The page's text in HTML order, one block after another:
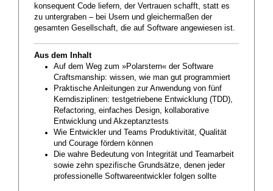
konsequent Code liefern, der Vertrauen schafft, statt es
zu untergraben – bei Usern und gleichermaßen der
gesamten Gesellschaft, die auf Software angewiesen ist.
Aus dem Inhalt
Auf dem Weg zum »Polarstern« der Software
Craftsmanship: wissen, wie man gut programmiert
Praktische Anleitungen zur Anwendung von fünf
Kerndisziplinen: testgetriebene Entwicklung (TDD),
Refactoring, einfaches Design, kollaborative
Entwicklung und Akzeptanztests
Wie Entwickler und Teams Produktivität, Qualität
und Courage fördern können
Die wahre Bedeutung von Integrität und Teamarbeit
sowie zehn spezifische Grundsätze, denen jeder
professionelle Softwareentwickler folgen sollte